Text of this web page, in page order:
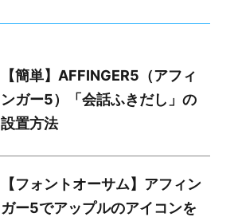
【簡単】AFFINGER5（アフィ
ンガー5）「会話ふきだし」の
設置方法
【フォントオーサム】アフィン
ガー5でアップルのアイコンを